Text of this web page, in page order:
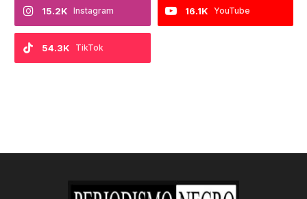
Instagram
15.2K YouTube
16.1K
TikTok
54.3K